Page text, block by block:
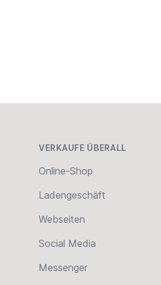
VERKAUFE ÜBERALL
Online-Shop
Ladengeschäft
Webseiten
Social Media
Messenger